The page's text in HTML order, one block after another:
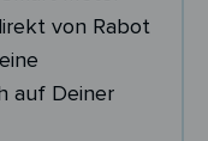
von Rabot
auf Deiner